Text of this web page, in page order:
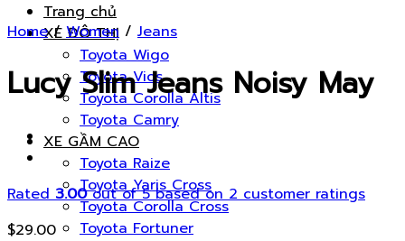
Trang chủ
XE ĐÔ THỊ
Toyota Wigo
Toyota Vios
Toyota Corolla Altis
Toyota Camry
XE GẦM CAO
Toyota Raize
Toyota Yaris Cross
Toyota Corolla Cross
Toyota Fortuner
Home / Women / Jeans
Lucy Slim Jeans Noisy May
Rated3.00out of 5 based on2customer ratings
$29.00